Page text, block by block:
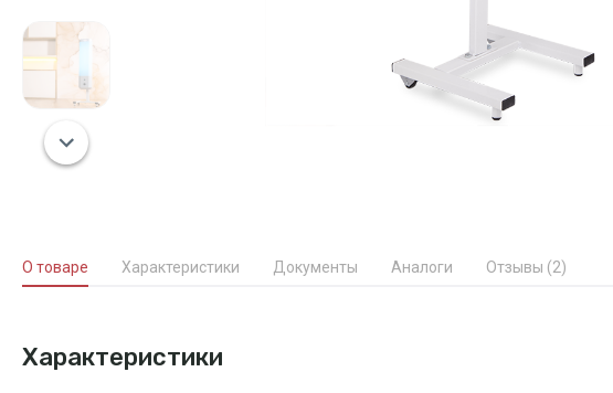
О товаре Характеристики Документы Аналоги Отзывы (2)
Характеристики